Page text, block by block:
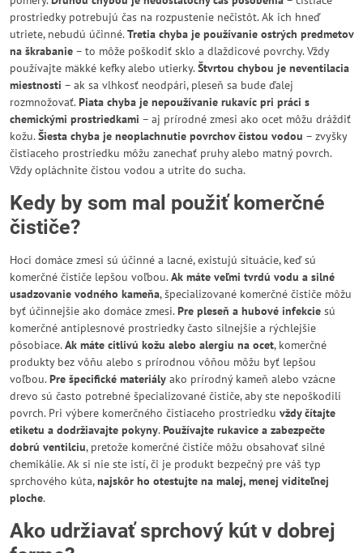
prostriedky potrebujú čas na rozpustenie nečistôt. Ak ich hneď
utriete, nebudú účinné.Tretia chyba je používanie ostrých predmetov
na škrabanie – to môže poškodiť sklo a dlaždicové povrchy. Vždy
používajte mäkké kefky alebo utierky.Štvrtou chybou je neventilacia
miestnosti – ak sa vlhkosť neodpári, pleseň sa bude ďalej
rozmnožovať.Piata chyba je nepoužívanie rukavíc pri práci s
chemickými prostriedkami – aj prírodné zmesi ako ocet môžu dráždiť
kožu.Šiesta chyba je neoplachnutie povrchov čistou vodou – zvyšky
čistiaceho prostriedku môžu zanechať pruhy alebo matný povrch.
Vždy opláchnite čistou vodou a utrite do sucha.
Kedy by som mal použiť komerčné
čističe?
Hoci domáce zmesi sú účinné a lacné, existujú situácie, keď sú
komerčné čističe lepšou voľbou.Ak máte veľmi tvrdú vodu a silné
usadzovanie vodného kameňa, špecializované komerčné čističe môžu
byť účinnejšie ako domáce zmesi.Pre pleseň a hubové infekcie sú
komerčné antiplesnové prostriedky často silnejšie a rýchlejšie
pôsobiace.Ak máte citlivú kožu alebo alergiu na ocet, komerčné
produkty bez vôňu alebo s prírodnou vôňou môžu byť lepšou
voľbou.Pre špecifické materiály ako prírodný kameň alebo vzácne
drevo sú často potrebné špecializované čističe, aby ste nepoškodili
povrch. Pri výbere komerčného čistiaceho prostriedku vždy čítajte
etiketu a dodržiavajte pokyny.Používajte rukavice a zabezpečte
dobrú ventilciu, pretože komerčné čističe môžu obsahovať silné
chemikálie. Ak si nie ste istí, či je produkt bezpečný pre váš typ
sprchového kúta,najskôr ho otestujte na malej, menej viditeľnej
ploche.
Ako udržiavať sprchový kút v dobrej